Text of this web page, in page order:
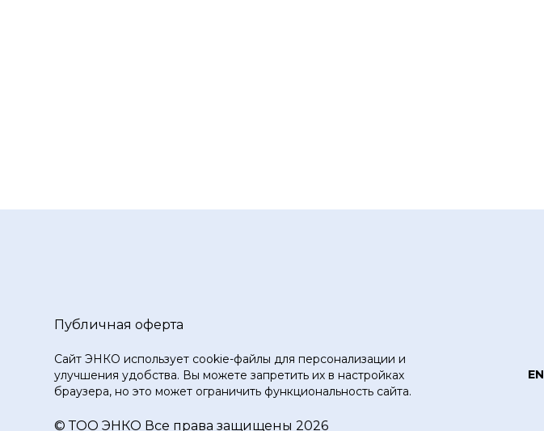
Публичная оферта
Сайт ЭНКО использует cookie-файлы для персонализации и
улучшения удобства. Вы можете запретить их в настройках
браузера, но это может ограничить функциональность сайта.
© ТOO ЭНКО Все права защищены 2026